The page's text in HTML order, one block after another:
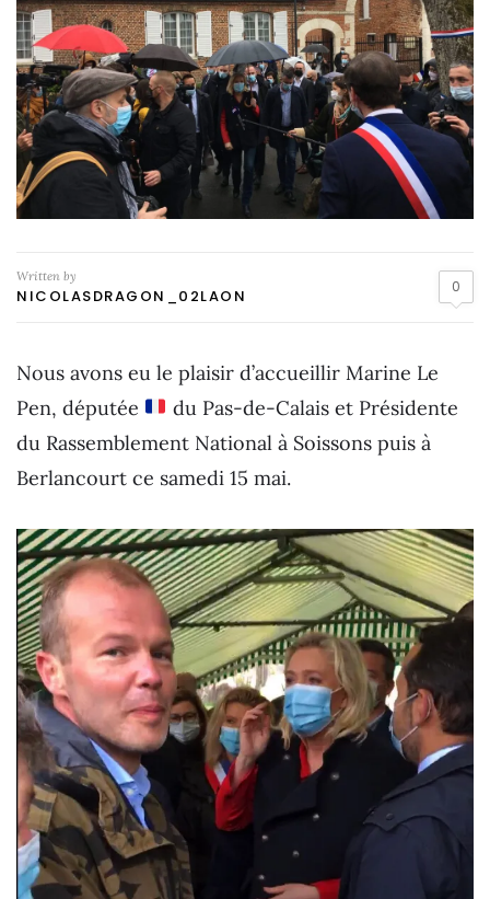
Written by
NICOLASDRAGON_02LAON 0
Nous avons eu le plaisir d’accueillir Marine Le
Pen, députée
du Pas-de-Calais et Présidente
du Rassemblement National à Soissons puis à
Berlancourt ce samedi 15 mai.